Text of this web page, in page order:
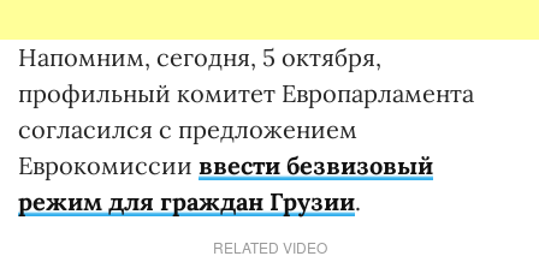
Напомним, сегодня, 5 октября,
профильный комитет Европарламента
согласился с предложением
Еврокомиссии ввести безвизовый
режим для граждан Грузии.
RELATED VIDEO